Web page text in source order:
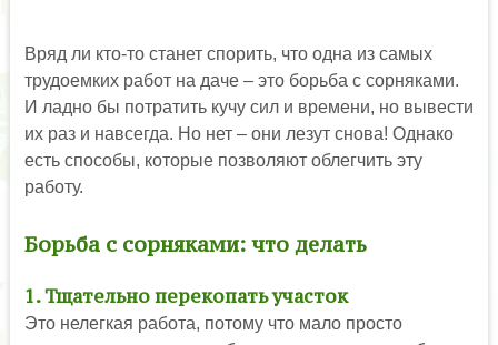
Вряд ли кто-то станет спорить, что одна из самых
трудоемких работ на даче – это борьба с сорняками.
И ладно бы потратить кучу сил и времени, но вывести
их раз и навсегда. Но нет – они лезут снова! Однако
есть способы, которые позволяют облегчить эту
работу.
Борьба с сорняками: что делать
1. Тщательно перекопать участок
Это нелегкая работа, потому что мало просто